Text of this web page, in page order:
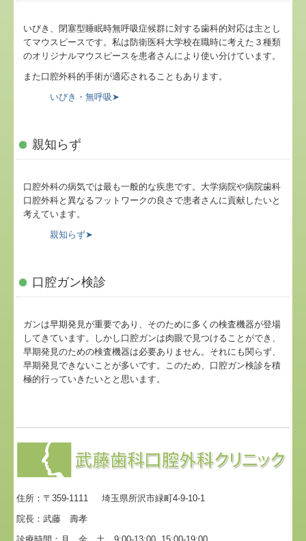
いびき、閉塞型睡眠時無呼吸症候群に対する歯科的対応は主とし
てマウスピースです。私は防衛医科大学校在職時に考えた３種類
のオリジナルマウスピースを患者さんにより使い分けています。
また口腔外科的手術が適応されることもあります。
いびき・無呼吸➤
親知らず
口腔外科の病気では最も一般的な疾患です。大学病院や病院歯科
口腔外科と異なるフットワークの良さで患者さんに貢献したいと
考えています。
親知らず➤
口腔ガン検診
ガンは早期発見が重要であり、そのために多くの検査機器が登場
してきています。しかし口腔ガンは肉眼で見つけることができ、
早期発見のための検査機器は必要ありません。それにも関らず、
早期発見できないことが多いです。このため、口腔ガン検診を積
極的行っていきたいとと思います。
住所：〒359-1111 埼玉県所沢市緑町4-9-10-1
院長：武藤 壽孝